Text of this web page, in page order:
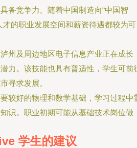
备竞争力。随着中国制造向“中国智
才的职业发展空间和薪资待遇都较为可
泸州及周边地区电子信息产业正在成长
力。该技能也具有普适性，学生可前
寻求发展。
要较好的物理和数学基础，学习过程中
识。职业初期可能从基础技术岗位做
学生的建议